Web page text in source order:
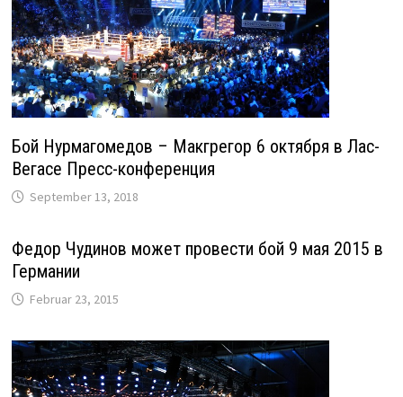
Бой Нурмагомедов – Макгрегор 6 октября в Лас-
Вегасе Пресс-конференция
September 13, 2018
Федор Чудинов может провести бой 9 мая 2015 в
Германии
Februar 23, 2015